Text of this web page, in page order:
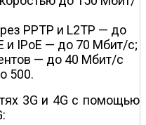
PPTP и L2TP — до
и IPoE — до 70 Мбит/с;
— до 40 Мбит/с
500.
3G и 4G с помощью